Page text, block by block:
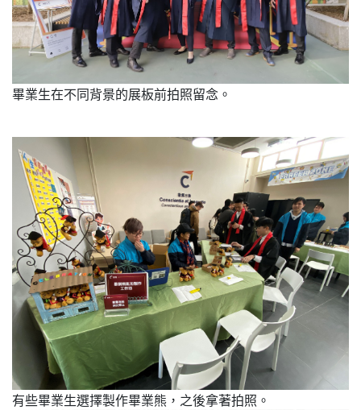
畢業生在不同背景的展板前拍照留念。
有些畢業生選擇製作畢業熊，之後拿著拍照。